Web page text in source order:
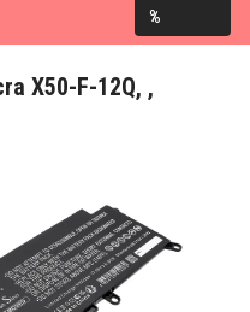
%
X50-F-12Q, ,